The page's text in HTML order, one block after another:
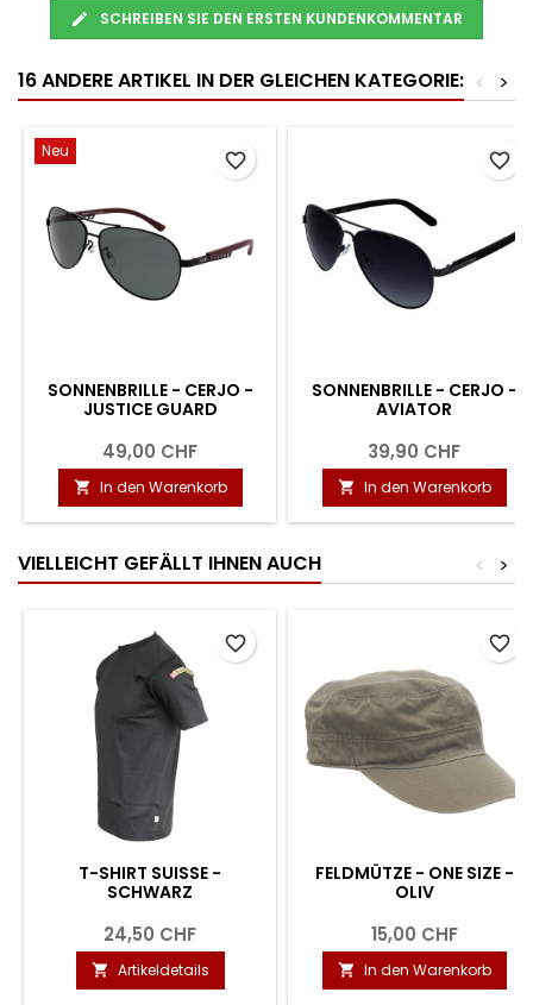
SCHREIBEN SIE DEN ERSTEN KUNDENKOMMENTAR
16 ANDERE ARTIKEL IN DER GLEICHEN KATEGORIE: >
<
Neu
SONNENBRILLE - CERJO -
JUSTICE GUARD
49,00 CHF
 In den Warenkorb
favorite_border
SONNENBRILLE - CERJO -
AVIATOR
39,90 CHF
 In den Warenkorb
favorite_border
VIELLEICHT GEFÄLLT IHNEN AUCH >
<
T-SHIRT SUISSE -
SCHWARZ
24,50 CHF
 Artikeldetails
favorite_border
FELDMÜTZE - ONE SIZE -
OLIV
15,00 CHF
 In den Warenkorb
favorite_border